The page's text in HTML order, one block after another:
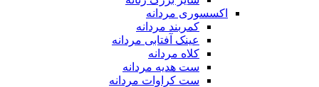
اکسسوری مردانه
کمربند مردانه
عینک آفتابی مردانه
کلاه مردانه
ست هدیه مردانه
ست کراوات مردانه